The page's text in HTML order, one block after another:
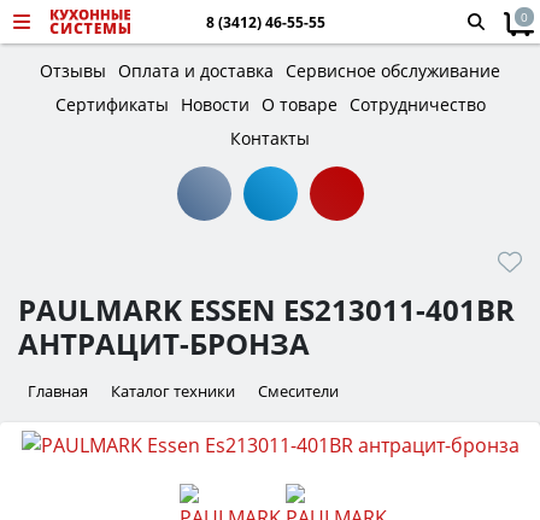
8 (3412) 46-55-55 0
Отзывы Оплата и доставка Сервисное обслуживание
Сертификаты
Новости О товаре Сотрудничество
Контакты
PAULMARK ESSEN ES213011-401BR
АНТРАЦИТ-БРОНЗА
Главная Каталог техники Смесители